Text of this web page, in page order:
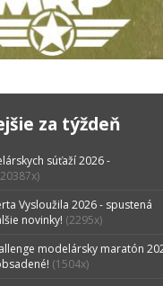
za týždeň
súťaží 2026 -
Vysloužila 2026 - spustená
novinky! (2295x)
modelársky maratón
(1504x)